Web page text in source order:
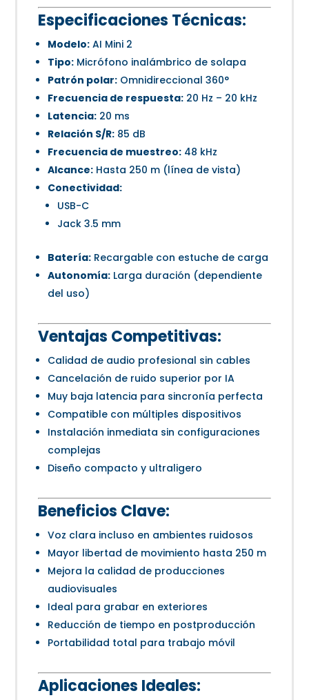
Especificaciones Técnicas:
Modelo: AI Mini 2
Tipo: Micrófono inalámbrico de solapa
Patrón polar: Omnidireccional 360°
Frecuencia de respuesta: 20 Hz – 20 kHz
Latencia: 20 ms
Relación S/R: 85 dB
Frecuencia de muestreo: 48 kHz
Alcance: Hasta 250 m (línea de vista)
Conectividad:
USB-C
Jack 3.5 mm
Batería: Recargable con estuche de carga
Autonomía: Larga duración (dependiente
del uso)
Ventajas Competitivas:
Calidad de audio profesional sin cables
Cancelación de ruido superior por IA
Muy baja latencia para sincronía perfecta
Compatible con múltiples dispositivos
Instalación inmediata sin configuraciones
complejas
Diseño compacto y ultraligero
Beneficios Clave:
Voz clara incluso en ambientes ruidosos
Mayor libertad de movimiento hasta 250 m
Mejora la calidad de producciones
audiovisuales
Ideal para grabar en exteriores
Reducción de tiempo en postproducción
Portabilidad total para trabajo móvil
Aplicaciones Ideales: